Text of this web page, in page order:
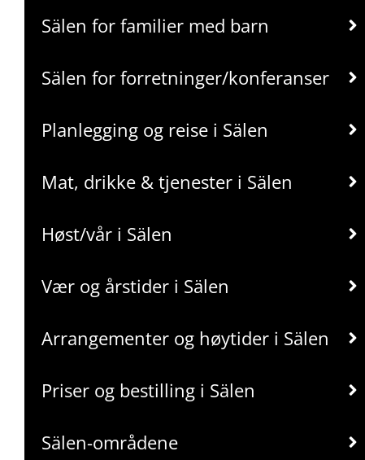
Sälen for familier med barn
Sälen for forretninger/konferanser
Planlegging og reise i Sälen
Mat, drikke & tjenester i Sälen
Høst/vår i Sälen
Vær og årstider i Sälen
Arrangementer og høytider i Sälen
Priser og bestilling i Sälen
Sälen-områdene